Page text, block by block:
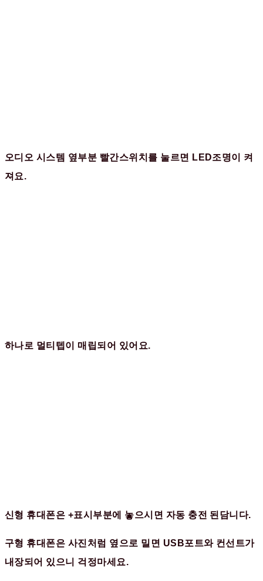
오디오 시스템 옆부분 빨간스위치를 눌르면 LED조명이 켜
져요.
하나로 멀티텝이 매립되어 있어요.
신형 휴대폰은 +표시부분에 놓으시면 자동 충전 된담니다.
구형 휴대폰은 사진처럼 옆으로 밀면 USB포트와 컨선트가
내장되어 있으니 걱정마세요.